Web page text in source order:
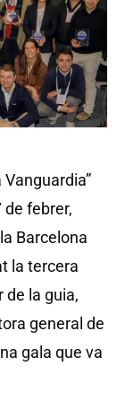
de febrer,
Barcelona
la tercera
de la guia,
general de
gala que va